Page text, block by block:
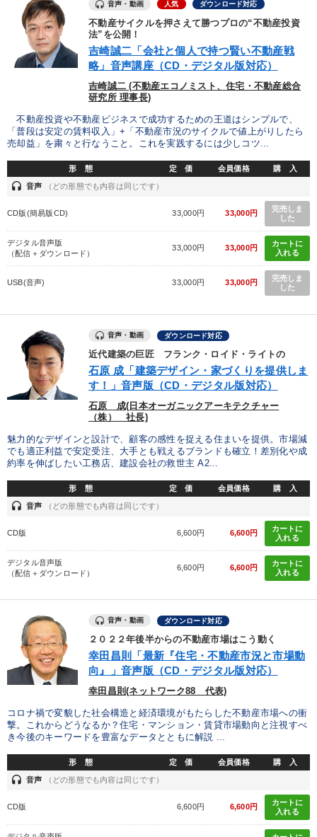
音声・動画 人気 ダウンロード対応
不動産サイクルを押さえて勝つプロの“不動産投資
法”を公開！
吉崎誠二「会社と個人で持つ賢い不動産戦
略」音声講座（CD・デジタル版対応）
吉崎誠二 (不動産エコノミスト、住宅・不動産総合
研究所 理事長)
不動産投資や不動産ビジネスで成功するための王道はシンプルで、
「普段は安定の賃料収入」+「不動産市況のサイクルで値上がりしたら
売却益」を粛々と行なうこと。これを実践するには少しコツ...
形 態 定 価 会員価格 購 入
headset 音声 （どの形態でも内容は同じです）
CD版(簡易版CD) 33,000円 33,000円
完売しま
した
デジタル音声版
（配信＋ダウンロード）
33,000円 33,000円
カートに
入れる
USB(音声) 33,000円 33,000円
完売しま
した
音声・動画 ダウンロード対応
近代建築の巨匠 フランク・ロイド・ライトの
石原 成「建築デザイン・家づくりを提供しま
す！」音声版（CD・デジタル版対応）
石原 成(日本オーガニックアーキテクチャー
（株） 社長)
魅力的なデザインと設計で、顧客の感性を捉える住まいを提供。市場減
でも適正利益で安定受注、大手とも戦えるブランドも確立！差別化や成
約率を伸ばしたい工務店、建設会社の救世主 A2...
形 態 定 価 会員価格 購 入
headset 音声 （どの形態でも内容は同じです）
CD版 6,600円 6,600円
カートに
入れる
デジタル音声版
（配信＋ダウンロード）
6,600円 6,600円
カートに
入れる
音声・動画 ダウンロード対応
２０２２年後半からの不動産市場はこう動く
幸田昌則「最新『住宅・不動産市況と市場動
向』」音声版（CD・デジタル版対応）
幸田昌則(ネットワーク88 代表)
コロナ禍で変貌した社会構造と経済環境がもたらした不動産市場への衝
撃。これからどうなるか？住宅・マンション・賃貸市場動向と注視すべ
き今後のキーワードを豊富なデータとともに解説 ...
形 態 定 価 会員価格 購 入
headset 音声 （どの形態でも内容は同じです）
CD版 6,600円 6,600円
カートに
入れる